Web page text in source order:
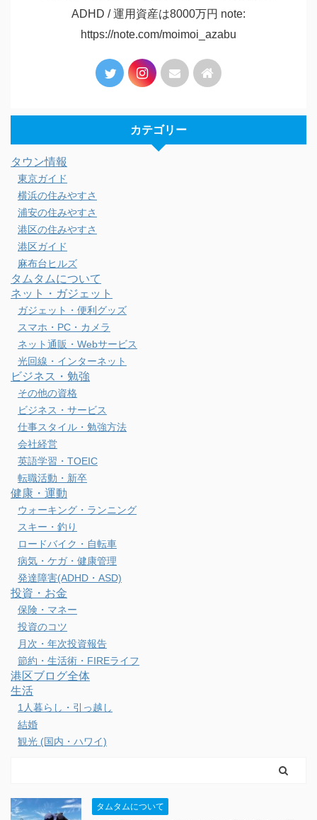
ADHD / 運用資産は8000万円 note:
https://note.com/moimoi_azabu
カテゴリー
タウン情報
東京ガイド
横浜の住みやすさ
浦安の住みやすさ
港区の住みやすさ
港区ガイド
麻布台ヒルズ
タムタムについて
ネット・ガジェット
ガジェット・便利グッズ
スマホ・PC・カメラ
ネット通販・Webサービス
光回線・インターネット
ビジネス・勉強
その他の資格
ビジネス・サービス
仕事スタイル・勉強方法
会社経営
英語学習・TOEIC
転職活動・新卒
健康・運動
ウォーキング・ランニング
スキー・釣り
ロードバイク・自転車
病気・ケガ・健康管理
発達障害(ADHD・ASD)
投資・お金
保険・マネー
投資のコツ
月次・年次投資報告
節約・生活術・FIREライフ
港区ブログ全体
生活
1人暮らし・引っ越し
結婚
観光 (国内・ハワイ)
タムタムについて